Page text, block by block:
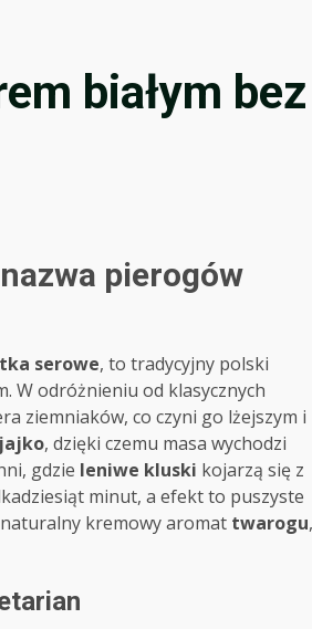
białym bez
pierogów
serowe, to tradycyjny polski
W odróżnieniu od klasycznych
ziemniaków, co czyni go lżejszym i
jajko, dzięki czemu masa wychodzi
gdzie leniwe kluski kojarzą się z
minut, a efekt to puszyste
kremowy aromat twarogu,